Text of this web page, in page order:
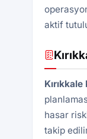
aktif
hasar
takip